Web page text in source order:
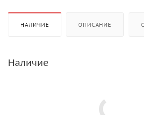
НАЛИЧИЕ ОПИСАНИЕ
Наличие